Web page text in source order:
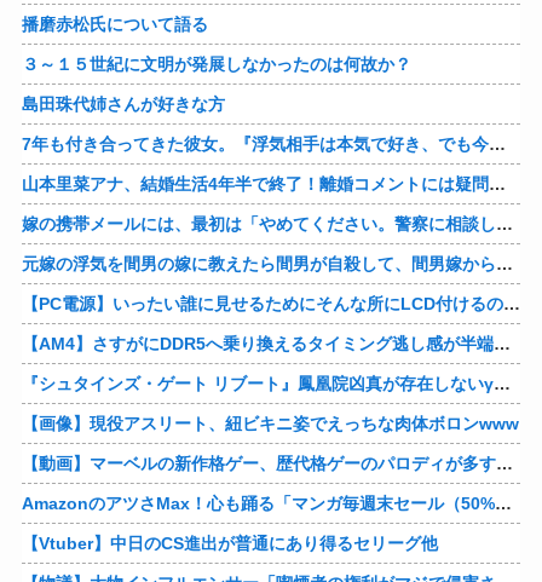
播磨赤松氏について語る
３～１５世紀に文明が発展しなかったのは何故か？
島田珠代姉さんが好きな方
7年も付き合ってきた彼女。『浮気相手は本気で好き、でも今の生活は壊したくない。あなたは家族で、浮気相手は恋人。それじゃ駄目なの？』人の心なんて持ってなかったｗ
山本里菜アナ、結婚生活4年半で終了！離婚コメントには疑問の声
嫁の携帯メールには、最初は「やめてください。警察に相談します」とかだったけど、最近は「昨日もすごかった。間君のが中でビクピｋ（ｒｙ」とｗ しかも羽目鳥も満載だった！
元嫁の浮気を間男の嫁に教えたら間男が自殺して、間男嫁から感謝されつつ元嫁に『いつ死ぬの？』と笑顔で言われた衝撃
【PC電源】いったい誰に見せるためにそんな所にLCD付けるのかな
【AM4】さすがにDDR5へ乗り換えるタイミング逃し感が半端ない
『シュタインズ・ゲート リブート』鳳凰院凶真が存在しないγ（ガンマ）世界線が追加される
【画像】現役アスリート、紐ビキニ姿でえっちな肉体ボロンwww
【動画】マーベルの新作格ゲー、歴代格ゲーのパロディが多すぎて話題にwwwwwww
AmazonのアツさMax！心も踊る「マンガ毎週末セール（50%還元）」2日目襲来！他
【Vtuber】中日のCS進出が普通にあり得るセリーグ他